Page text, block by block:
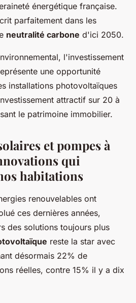
énergétique française.
parfaitement dans les
neutralité carbone d'ici 2050.
l'investissement
une opportunité
installations photovoltaïques
attractif sur 20 à
le patrimoine immobilier.
et pompes à
qui
habitations
renouvelables ont
ces dernières années,
des solutions toujours plus
reste la star avec
désormais 22% de
réelles, contre 15% il y a dix